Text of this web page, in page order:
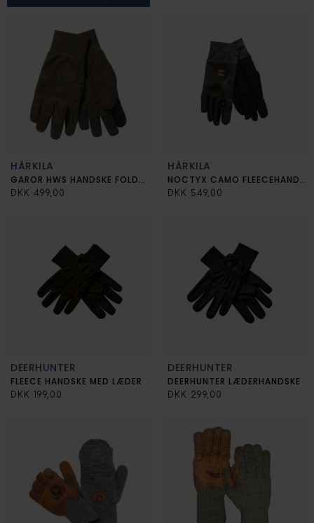
HÄRKILA
GAROR HWS HANDSKE FOLDBAR FINGER
DKK 499,00
HÄRKILA
NOCTYX CAMO FLEECEHANDSKE
DKK 549,00
DEERHUNTER
FLEECE HANDSKE MED LÆDER
DKK 199,00
DEERHUNTER
DEERHUNTER LÆDERHANDSKE
DKK 299,00